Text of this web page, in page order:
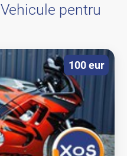
Vehicule pentru
100 eur